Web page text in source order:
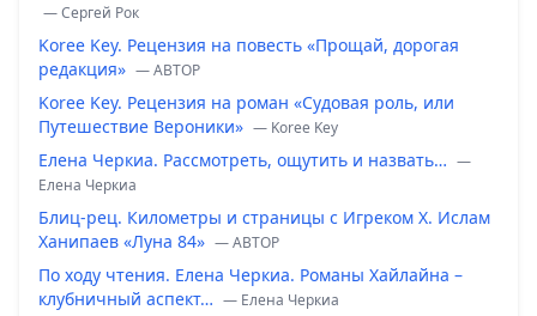
— Сергей Рок
Koree Key. Рецензия на повесть «Прощай, дорогая
редакция» — ABTOP
Koree Key. Рецензия на роман «Судовая роль, или
Путешествие Вероники» — Koree Key
Елена Черкиа. Рассмотреть, ощутить и назвать… —
Елена Черкиа
Блиц-рец. Километры и страницы с Игреком Х. Ислам
Ханипаев «Луна 84» — ABTOP
По ходу чтения. Елена Черкиа. Романы Хайлайна –
клубничный аспект… — Елена Черкиа